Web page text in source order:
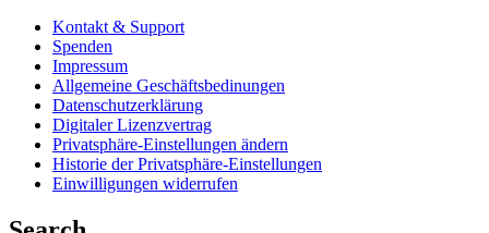
Kontakt & Support
Spenden
Impressum
Allgemeine Geschäftsbedinungen
Datenschutzerklärung
Digitaler Lizenzvertrag
Privatsphäre-Einstellungen ändern
Historie der Privatsphäre-Einstellungen
Einwilligungen widerrufen